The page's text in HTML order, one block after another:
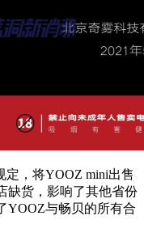
，将YOOZ mini出售
缺货，影响了其他省份
YOOZ与畅贝的所有合